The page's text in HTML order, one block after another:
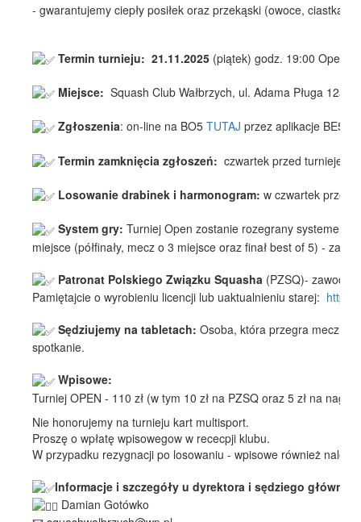
- gwarantujemy ciepły posiłek oraz przekąski (owoce, ciastka,
Termin turnieju: 21.11.2025 (piątek) godz. 19:00 Open.
Miejsce: Squash Club Wałbrzych, ul. Adama Pługa 12a,
Zgłoszenia: on-line na BO5 TUTAJ przez aplikacje BE5T
Termin zamknięcia zgłoszeń: czwartek przed turniejem,
Losowanie drabinek i harmonogram: w czwartek przed
System gry: Turniej Open zostanie rozegrany systemem
miejsce (półfinały, mecz o 3 miejsce oraz finał best of 5) -
Patronat Polskiego Związku Squasha (PZSQ)- z
Pamiętajcie o wyrobieniu licencji lub uaktualnieniu starej:
Sędziujemy na tabletach: Osoba, która przegra mecz
spotkanie.
Wpisowe:
Turniej OPEN - 110 zł (w tym 10 zł na PZSQ oraz 5 zł na
Nie honorujemy na turnieju kart multisport.
Proszę o wpłatę wpisowegow w rececpji klubu.
W przypadku rezygnacji po losowaniu - wpisowe również
Informacje i szczegóły u dyrektora i sędziego
Damian Gotówko